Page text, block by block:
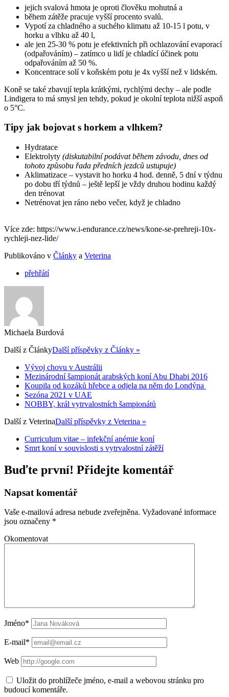
jejich svalová hmota je oproti člověku mohutná a
během zátěže pracuje vyšší procento svalů.
Vypotí za chladného a suchého klimatu až 10-15 l potu, v
horku a vlhku až 40 l,
ale jen 25-30 % potu je efektivních při ochlazování evaporací
(odpařováním) – zatímco u lidí je chladící účinek potu
odpařováním až 50 %.
Koncentrace solí v koňském potu je 4x vyšší než v lidském.
Koně se také zbavují tepla krátkými, rychlými dechy – ale podle
Lindigera to má smysl jen tehdy, pokud je okolní teplota nižší aspoň
o 5°C.
Tipy jak bojovat s horkem a vlhkem?
Hydratace
Elektrolyty (diskutabilní podávat během závodu, dnes od
tohoto způsobu řada předních jezdců ustupuje)
Aklimatizace – vystavit ho horku 4 hod. denně, 5 dní v týdnu
po dobu tří týdnů – ještě lepší je vždy druhou hodinu každý
den trénovat
Netrénovat jen ráno nebo večer, když je chladno
Více zde: https://www.i-endurance.cz/news/kone-se-prehreji-10x-
rychleji-nez-lide/
Publikováno v Články a Veterina
přehřátí
Michaela Burdová
Další z ČlánkyDalší příspěvky z Články »
Vývoj chovu v Austrálii
Mezinárodní šampionát arabských koní Abu Dhabi 2016
Koupila od kozáků hřebce a odjela na něm do Londýna
Sezóna 2021 v UAE
NOBBY, král vytrvalostních šampionátů
Další z VeterinaDalší příspěvky z Veterina »
Curriculum vitae – infekční anémie koní
Smrt koní v souvislosti s vytrvalostní zátěží
Buďte první! Přidejte komentář
Napsat komentář
Vaše e-mailová adresa nebude zveřejněna. Vyžadované informace
jsou označeny *
Okomentovat
Jméno*
E-mail*
Web
Uložit do prohlížeče jméno, e-mail a webovou stránku pro
budoucí komentáře.